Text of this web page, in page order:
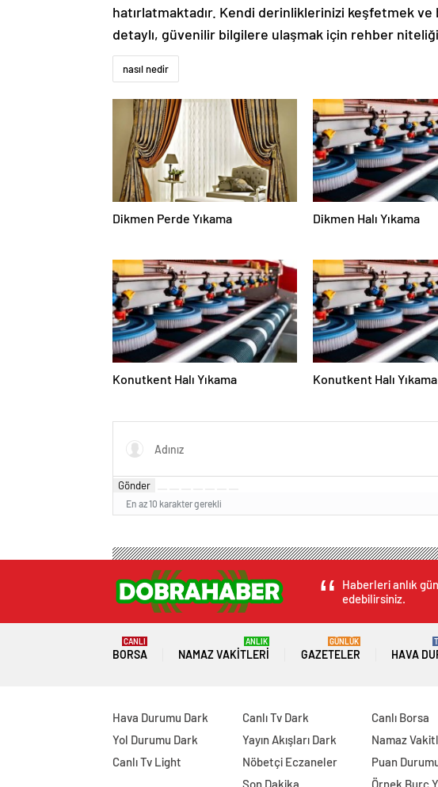
hatırlatmaktadır. Kendi derinliklerinizi keşfetmek ve
detaylı, güvenilir bilgilere ulaşmak için rehber
nasıl nedir
Dikmen Perde Yıkama Dikmen Halı Yıkama
Konutkent Halı Yıkama Konutkent Halı Yıkama
Gönder
En az 10 karakter gerekli
Haberleri anlık
edebilirsiniz.
BORSA
CANLI
NAMAZ VAKITLERI
ANLIK
GAZETELER
GÜNLÜK
HAVA
Hava Durumu Dark
Yol Durumu Dark
Canlı Tv Light
Canlı Tv Dark
Yayın Akışları Dark
Nöbetçi Eczaneler
Son Dakika
Canlı Borsa
Namaz
Puan
Örnek Burç